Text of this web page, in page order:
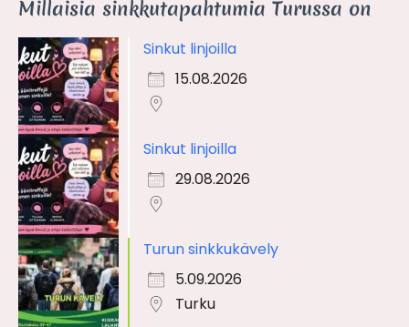
Millaisia sinkkutapahtumia Turussa on
Sinkut linjoilla
15.08.2026
Sinkut linjoilla
29.08.2026
Turun sinkkukävely
5.09.2026
Turku